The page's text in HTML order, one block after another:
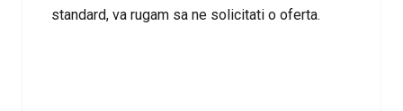
standard, va rugam sa ne solicitati o oferta.